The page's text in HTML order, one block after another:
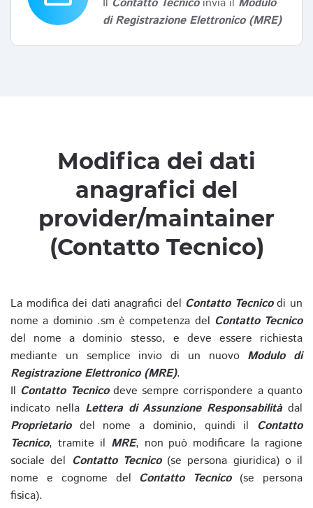
di Registrazione Elettronico (MRE)
Modifica dei dati
anagrafici del
provider/maintainer
(Contatto Tecnico)
La modifica dei dati anagrafici del Contatto Tecnicodi un
nome a dominio .sm è competenza del Contatto Tecnico
del nome a dominio stesso, e deve essere richiesta
mediante un semplice invio di un nuovo Modulo di
Registrazione Elettronico (MRE).
Il Contatto Tecnicodeve sempre corrispondere a quanto
indicato nella Lettera di Assunzione Responsabilitàdal
Proprietariodel nome a dominio, quindi il Contatto
Tecnico, tramite il MRE, non può modificare la ragione
sociale del Contatto Tecnico(se persona giuridica) o il
nome e cognome del Contatto Tecnico(se persona
fisica).